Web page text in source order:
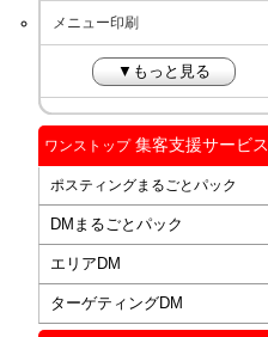
メニュー印刷
▼もっと見る
ワンストップ集客支援サービス
ポスティングまるごとパック
DMまるごとパック
エリアDM
ターゲティングDM